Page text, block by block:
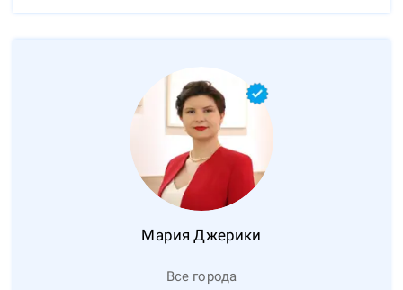
Мария Джерики
Все города